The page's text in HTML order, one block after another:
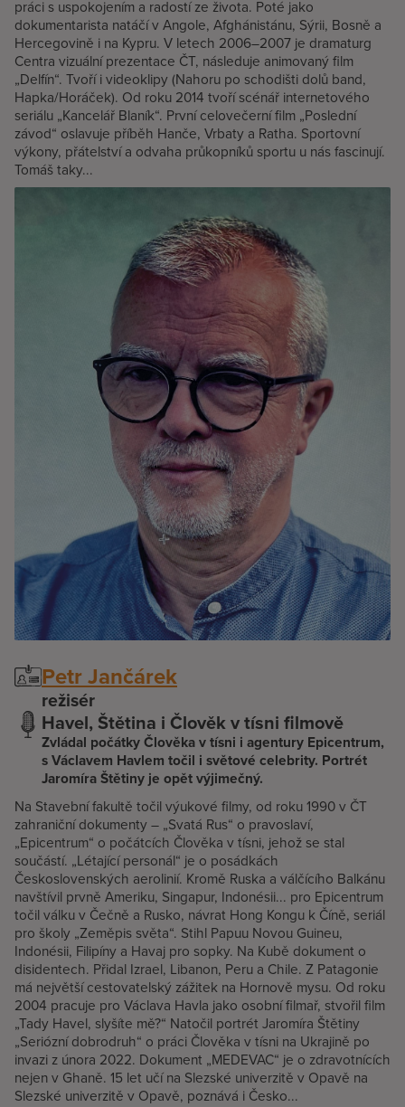
práci s uspokojením a radostí ze života. Poté jako
dokumentarista natáčí v Angole, Afghánistánu, Sýrii, Bosně a
Hercegovině i na Kypru. V letech 2006–2007 je dramaturg
Centra vizuální prezentace ČT, následuje animovaný film
„Delfín“. Tvoří i videoklipy (Nahoru po schodišti dolů band,
Hapka/Horáček). Od roku 2014 tvoří scénář internetového
seriálu „Kancelář Blaník“. První celovečerní film „Poslední
závod“ oslavuje příběh Hanče, Vrbaty a Ratha. Sportovní
výkony, přátelství a odvaha průkopníků sportu u nás fascinují.
Tomáš taky...
Petr Jančárek
režisér
Havel, Štětina i Člověk v tísni filmově
Zvládal počátky Člověka v tísni i agentury Epicentrum,
s Václavem Havlem točil i světové celebrity. Portrét
Jaromíra Štětiny je opět výjimečný.
Na Stavební fakultě točil výukové filmy, od roku 1990 v ČT
zahraniční dokumenty – „Svatá Rus“ o pravoslaví,
„Epicentrum“ o počátcích Člověka v tísni, jehož se stal
součástí. „Létající personál“ je o posádkách
Československých aerolinií. Kromě Ruska a válčícího Balkánu
navštívil prvně Ameriku, Singapur, Indonésii... pro Epicentrum
točil válku v Čečně a Rusko, návrat Hong Kongu k Číně, seriál
pro školy „Zeměpis světa“. Stihl Papuu Novou Guineu,
Indonésii, Filipíny a Havaj pro sopky. Na Kubě dokument o
disidentech. Přidal Izrael, Libanon, Peru a Chile. Z Patagonie
má největší cestovatelský zážitek na Hornově mysu. Od roku
2004 pracuje pro Václava Havla jako osobní filmař, stvořil film
„Tady Havel, slyšíte mě?“ Natočil portrét Jaromíra Štětiny
„Seriózní dobrodruh“ o práci Člověka v tísni na Ukrajině po
invazi z února 2022. Dokument „MEDEVAC“ je o zdravotnících
nejen v Ghaně. 15 let učí na Slezské univerzitě v Opavě na
Slezské univerzitě v Opavě, poznává i Česko...